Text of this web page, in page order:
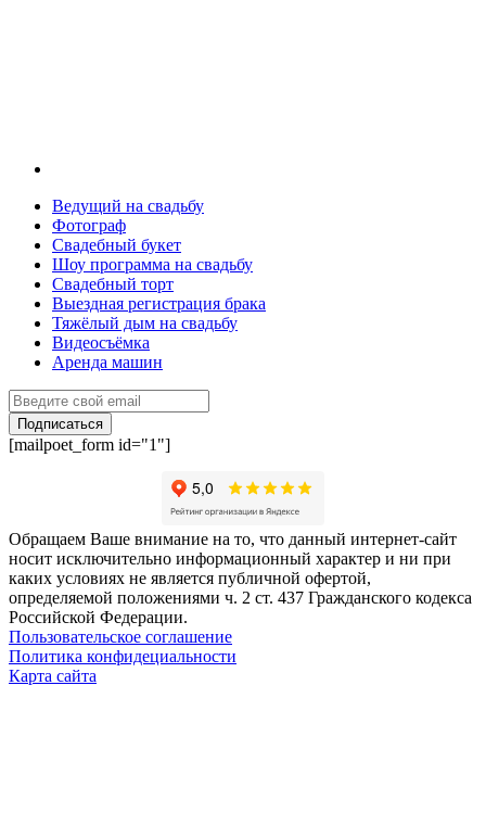
Ведущий на свадьбу
Фотограф
Свадебный букет
Шоу программа на свадьбу
Свадебный торт
Выездная регистрация брака
Тяжёлый дым на свадьбу
Видеосъёмка
Аренда машин
Подписаться
[mailpoet_form id="1"]
Обращаем Ваше внимание на то, что данный интернет-сайт
носит исключительно информационный характер и ни при
каких условиях не является публичной офертой,
определяемой положениями ч. 2 ст. 437 Гражданского кодекса
Российской Федерации.
Пользовательское соглашение
Политика конфидециальности
Карта сайта